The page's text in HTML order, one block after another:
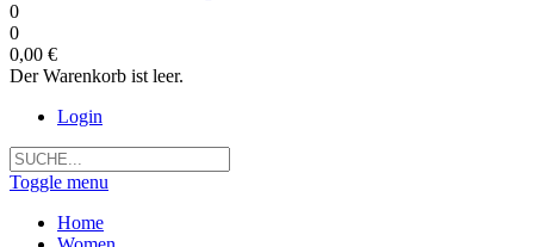
0
0
0,00 €
Der Warenkorb ist leer.
Login
Toggle menu
Home